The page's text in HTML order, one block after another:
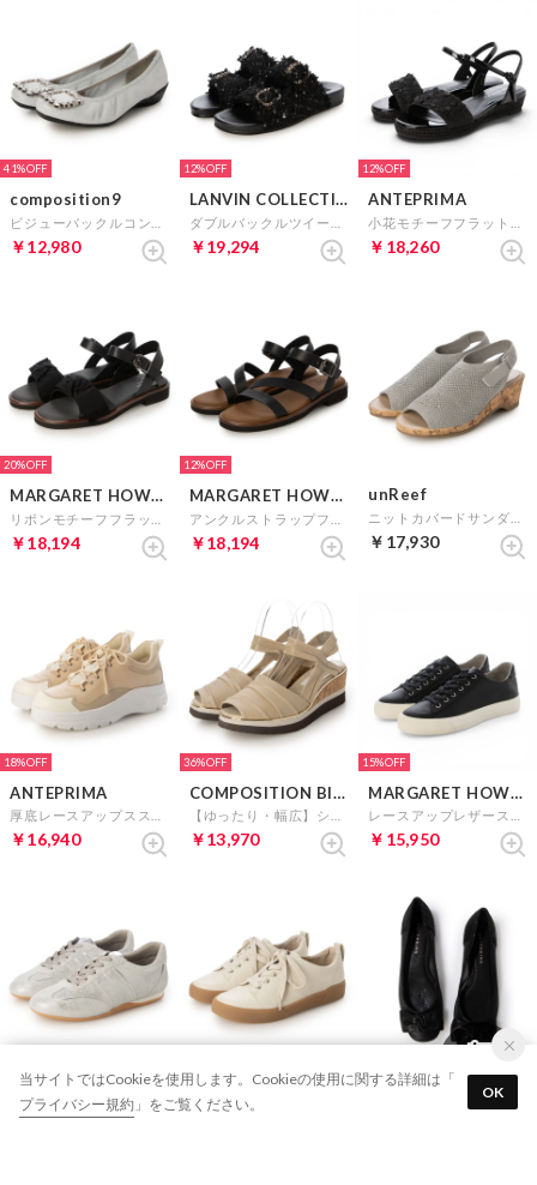
41%
composition9
￥12,980
12%
LANVIN COLLECTION
￥19,294
12%
ANTEPRIMA
￥18,260
20%
MARGARET HOWELL idea
￥18,194
12%
MARGARET HOWELL idea
￥18,194
unReef
￥17,930
18%
ANTEPRIMA
￥16,940
36%
COMPOSITION Blow
￥13,970
15%
MARGARET HOWELL idea
￥15,950
tsumori chisato WALK
レースアップレザースニーカー （シルバー）
MARGARET HOWELL idea ANTEPRIMA
リボンモチーフチュールフラットパンプス （ブラック）
当サイトではCookieを使用します。Cookieの使用に関する詳細は「
プライバシー規約 」をご覧ください。
OK